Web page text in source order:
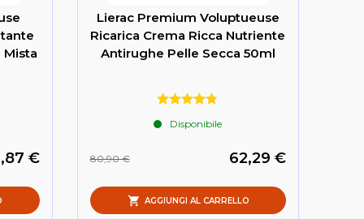
€
Lierac Premium Voluptueuse
Ricarica Crema Ricca Nutriente
Antirughe Pelle Secca 50ml
Disponibile
62,29 €
80,90 €
AGGIUNGI AL CARRELLO